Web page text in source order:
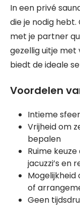
In een privé
die je nodig
met je partner
gezellig uitje met
biedt de ideale
Voordelen
Intieme
Vrijheid om
bepalen
Ruime
jacuzzi’s en
Mogelijkheid
of
Geen